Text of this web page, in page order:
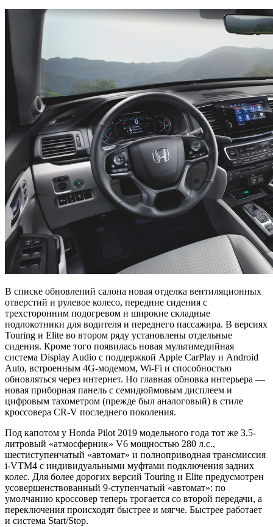
В списке обновлений салона новая отделка вентиляционных
отверстий и рулевое колесо, передние сидения с
трехсторонним подогревом и широкие складные
подлокотники для водителя и переднего пассажира. В версиях
Touring и Elite во втором ряду установлены отдельные
сидения. Кроме того появилась новая мультимедийная
система Display Audio с поддержкой Apple CarPlay и Android
Auto, встроенным 4G-модемом, Wi-Fi и способностью
обновляться через интернет. Но главная обновка интерьера —
новая приборная панель с семидюймовым дисплеем и
цифровым тахометром (прежде был аналоговый) в стиле
кроссовера CR-V последнего поколения.
Под капотом у Honda Pilot 2019 модельного года тот же 3.5-
литровый «атмосферник» V6 мощностью 280 л.с.,
шестиступенчатый «автомат» и полноприводная трансмиссия
i-VTM4 с индивидуальными муфтами подключения задних
колес. Для более дорогих версий Touring и Elite предусмотрен
усовершенствованный 9-ступенчатый «автомат»: по
умолчанию кроссовер теперь трогается со второй передачи, а
переключения происходят быстрее и мягче. Быстрее работает
и система Start/Stop.